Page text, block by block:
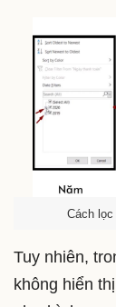
Cách
Tuy nhiên,
không hiển